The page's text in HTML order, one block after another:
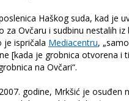
Haškog suda, kad je
za Ovčaru i sudbinu nestalih iz
je ispričala Mediacentru,
[kada je grobnica otvorena i
na Ovčari“.
godine, Mrkšić je osuđen